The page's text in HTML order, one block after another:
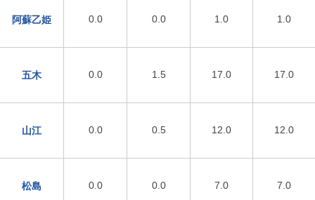
阿蘇乙姫 0.0 0.0 1.0 1.0
五木 0.0 1.5 17.0 17.0
山江 0.0 0.5 12.0 12.0
松島 0.0 0.0 7.0 7.0